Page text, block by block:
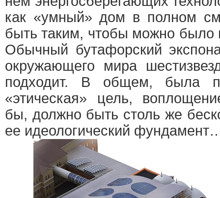
как «умный» дом в полном
быть таким, чтобы можно было
Обычный бутафорский
окружающего мира
подходит. В общем, была
«этическая» цель,
бы, должно быть столь же
ее идеологический